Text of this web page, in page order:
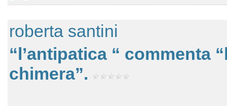
roberta santini
“l’antipatica “ commenta
chimera”.